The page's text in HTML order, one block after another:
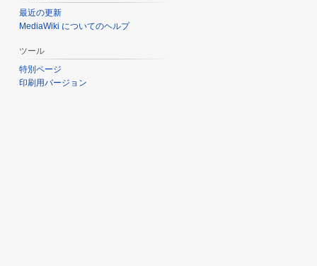
最近の更新
MediaWiki についてのヘルプ
ツール
特別ページ
印刷用バージョン